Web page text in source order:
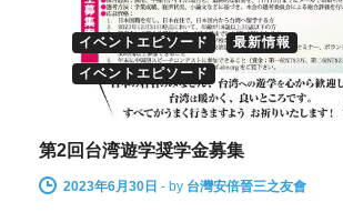
イベントエピソード
最新情報
イベントエピソード
第2回台湾遊学奨学金募集
2023年6月30日 - by 台灣安倍晉三之友會